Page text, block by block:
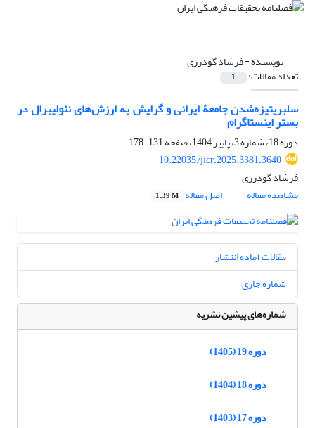
نویسنده =فرشاد گودرزی
تعداد مقالات: 1
سلبریتیزه‌‌شدن جامعۀ ایرانی و گرایش به ارزش‌های نئولیبرال در
بستر اینستاگرام
دوره 18، شماره 3، پاییز 1404، صفحه
131-178
10.22035/jicr.2025.3381.3640
فرشاد گودرزی
مشاهده مقاله
اصل مقاله 1.39 M
مقالات آماده انتشار
شماره جاری
شماره‌های پیشین نشریه
دوره 19 (1405)
دوره 18 (1404)
دوره 17 (1403)